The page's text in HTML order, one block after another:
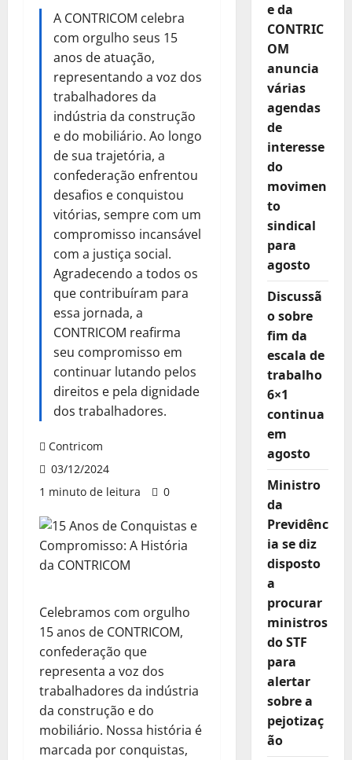
A CONTRICOM celebra
com orgulho seus 15
anos de atuação,
representando a voz dos
trabalhadores da
indústria da construção
e do mobiliário. Ao longo
de sua trajetória, a
confederação enfrentou
desafios e conquistou
vitórias, sempre com um
compromisso incansável
com a justiça social.
Agradecendo a todos os
que contribuíram para
essa jornada, a
CONTRICOM reafirma
seu compromisso em
continuar lutando pelos
direitos e pela dignidade
dos trabalhadores.
Contricom
03/12/2024
1 minuto de leitura
0
Celebramos com orgulho
15 anos de CONTRICOM,
confederação que
representa a voz dos
trabalhadores da indústria
da construção e do
mobiliário. Nossa história é
marcada por conquistas,
e da
CONTRIC
OM
anuncia
várias
agendas
de
interesse
do
movimen
to
sindical
para
agosto
Discussã
o sobre
fim da
escala de
trabalho
6×1
continua
em
agosto
Ministro
da
Previdênc
ia se diz
disposto
a
procurar
ministros
do STF
para
alertar
sobre a
pejotizaç
ão